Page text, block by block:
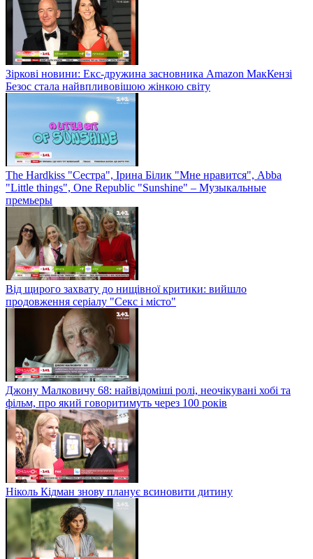
Зіркові новини: Екс-дружина засновника Amazon МакКензі
Безос стала найвпливовішою жінкою світу
The Hardkiss "Сестра", Ірина Білик "Мне нравится", Abba
"Little things", One Republic "Sunshine" – Музыкальные
премьеры
Від щирого захвату до нищівної критики: вийшло
продовження серіалу "Секс і місто"
Джону Малковичу 68: найвідоміші ролі, неочікувані хобі та
фільм, про який говоритимуть через 100 років
Ніколь Кідман знову планує всиновити дитину